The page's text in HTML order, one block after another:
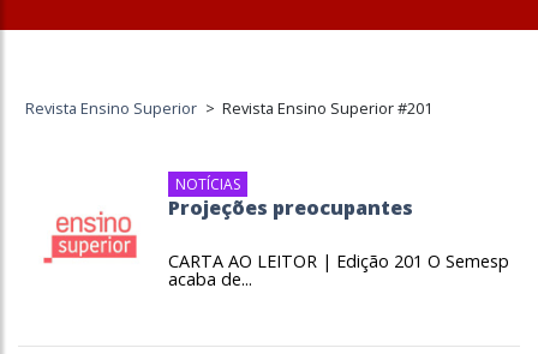
Revista Ensino Superior > Revista Ensino Superior #201
NOTÍCIAS
Projeções preocupantes
CARTA AO LEITOR | Edição 201 O Semesp
acaba de...